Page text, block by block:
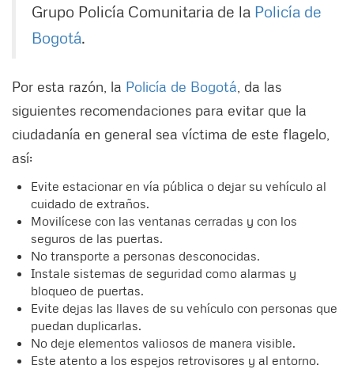
Grupo Policía Comunitaria de la Policía de
Bogotá.
Por esta razón, la Policía de Bogotá , da las
siguientes recomendaciones para evitar que la
ciudadanía en general sea víctima de este flagelo,
así:
Evite estacionar en vía pública o dejar su vehículo al
cuidado de extraños.
Movilícese con las ventanas cerradas y con los
seguros de las puertas.
No transporte a personas desconocidas.
Instale sistemas de seguridad como alarmas y
bloqueo de puertas.
Evite dejas las llaves de su vehículo con personas que
puedan duplicarlas.
No deje elementos valiosos de manera visible.
Este atento a los espejos retrovisores y al entorno.